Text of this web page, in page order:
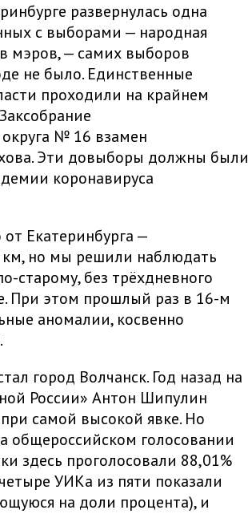
развернулась одна
с выборами — народная
мэров, — самих выборов
не было. Единственные
проходили на крайнем
№ 16 взамен
Эти довыборы должны были
коронавируса
Екатеринбурга —
км, но мы решили наблюдать
старому, без трёхдневного
При этом прошлый раз в 16-м
аномалии, косвенно
город Волчанск. Год назад на
России» Антон Шипулин
самой высокой явке. Но
общероссийском голосовании
здесь проголосовали 88,01%
УИКа из пяти показали
на доли процента), и